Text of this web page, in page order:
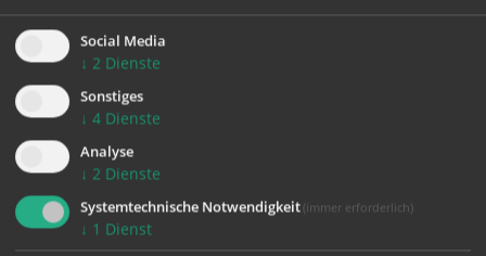
Modul 4: Ein
gutes Leben für
alle/FEIERN
(18.-19. Februar
2021 – online)
Ein drittes Mal
verschieben kam
nicht in Frage,
Social Media
↓ 2 Dienste
Sonstiges
↓ 4 Dienste
Analyse
↓ 2 Dienste
Systemtechnische Notwendigkeit (immer erforderlich)
↓ 1 Dienst